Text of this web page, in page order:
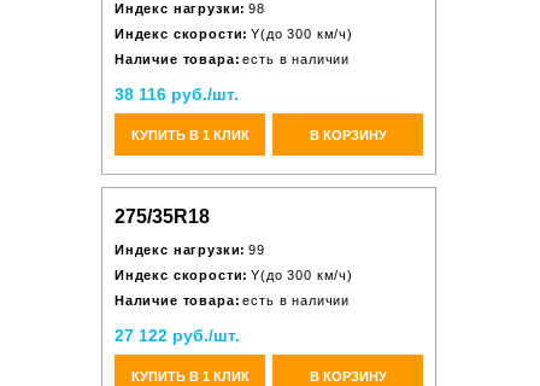
Индекс нагрузки: 98
Индекс скорости: Y(до 300 км/ч)
Наличие товара: есть в наличии
38 116 руб./шт.
КУПИТЬ В 1 КЛИК В КОРЗИНУ
275/35R18
Индекс нагрузки: 99
Индекс скорости: Y(до 300 км/ч)
Наличие товара: есть в наличии
27 122 руб./шт.
КУПИТЬ В 1 КЛИК В КОРЗИНУ